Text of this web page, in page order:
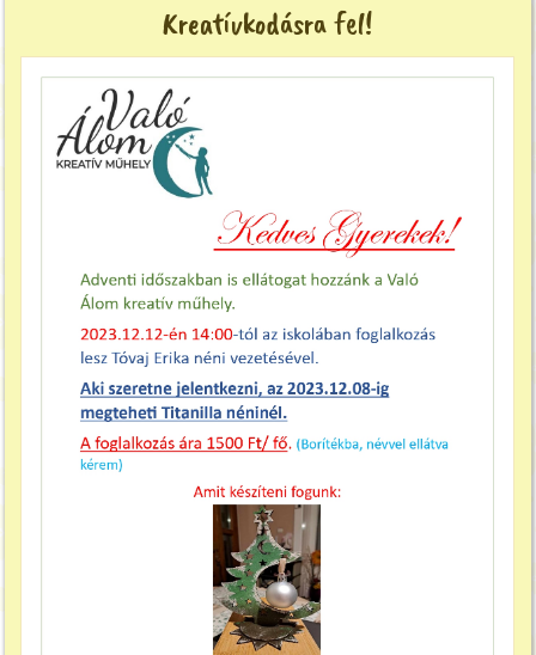
Kreatívkodásra fel!